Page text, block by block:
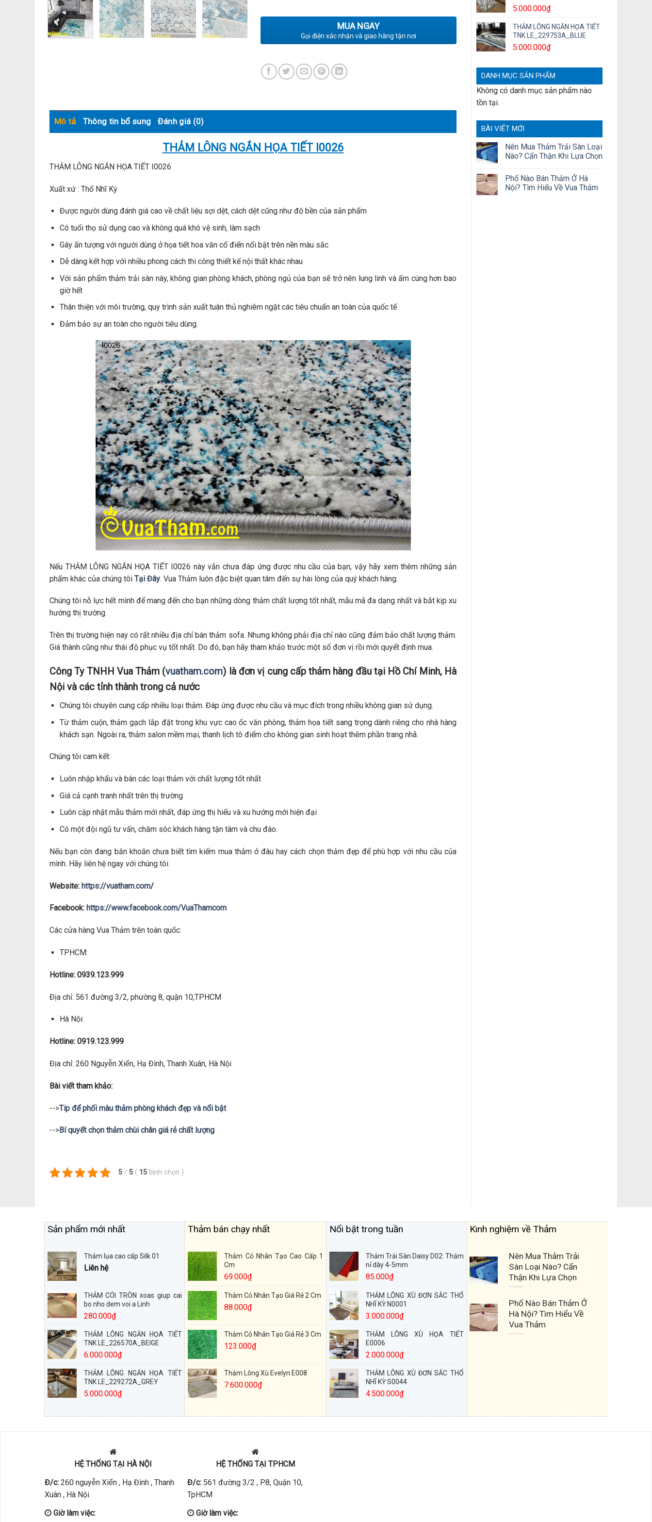
5.000.000₫
THẢM LÔNG NGẮN HỌA TIẾT
TNK LE_229753A_BLUE
5.000.000₫
DANH MỤC SẢN PHẨM
Không có danh mục sản phẩm nào
tồn tại.
BÀI VIẾT MỚI
Nên Mua Thảm Trải Sàn Loại
Nào? Cẩn Thận Khi Lựa Chọn
Phố Nào Bán Thảm Ở Hà
Nội? Tìm Hiểu Về Vua Thảm
MUA NGAY
Gọi điện xác nhận và giao hàng tận nơi
Mô tả Thông tin bổ sung Đánh giá (0)
THẢM LÔNG NGẮN HỌA TIẾT I0026
THẢM LÔNG NGẮN HỌA TIẾT I0026
Xuất xứ : Thổ Nhĩ Kỳ
Được người dùng đánh giá cao về chất liệu sợi dệt, cách dệt cũng như độ bền của sản phẩm
Có tuổi thọ sử dụng cao và không quá khó vệ sinh, làm sạch
Gây ấn tượng với người dùng ở họa tiết hoa văn cổ điển nổi bật trên nền màu sắc
Dễ dàng kết hợp với nhiều phong cách thi công thiết kế nội thất khác nhau
Với sản phẩm thảm trải sàn này, không gian phòng khách, phòng ngủ của bạn sẽ trở nên lung linh và ấm cúng hơn bao
giờ hết
Thân thiện với môi trường, quy trình sản xuất tuân thủ nghiêm ngặt các tiêu chuẩn an toàn của quốc tế
Đảm bảo sự an toàn cho người tiêu dùng.
Nếu THẢM LÔNG NGẮN HỌA TIẾT I0026 này vẫn chưa đáp ứng được nhu cầu của bạn, vậy hãy xem thêm những sản
phẩm khác của chúng tôi Tại Đây. Vua Thảm luôn đặc biệt quan tâm đến sự hài lòng của quý khách hàng.
Chúng tôi nỗ lực hết mình để mang đến cho bạn những dòng thảm chất lượng tốt nhất, mẫu mã đa dạng nhất và bắt kịp xu
hướng thị trường.
Trên thị trường hiện nay có rất nhiều địa chỉ bán thảm sofa. Nhưng không phải địa chỉ nào cũng đảm bảo chất lượng thảm.
Giá thành cũng như thái độ phục vụ tốt nhất. Do đó, bạn hãy tham khảo trước một số đơn vị rồi mới quyết định mua.
Công Ty TNHH Vua Thảm (vuatham.com) là đơn vị cung cấp thảm hàng đầu tại Hồ Chí Minh, Hà
Nội và các tỉnh thành trong cả nước
Chúng tôi chuyên cung cấp nhiều loại thảm. Đáp ứng được nhu cầu và mục đích trong nhiều không gian sử dụng.
Từ thảm cuộn, thảm gạch lắp đặt trong khu vực cao ốc văn phòng, thảm họa tiết sang trọng dành riêng cho nhà hàng
khách sạn. Ngoài ra, thảm salon mềm mại, thanh lịch tô điểm cho không gian sinh hoạt thêm phần trang nhã.
Chúng tôi cam kết:
Luôn nhập khẩu và bán các loại thảm với chất lượng tốt nhất
Giá cả cạnh tranh nhất trên thị trường
Luôn cập nhật mẫu thảm mới nhất, đáp ứng thị hiếu và xu hướng mới hiện đại
Có một đội ngũ tư vấn, chăm sóc khách hàng tận tâm và chu đáo.
Nếu bạn còn đang băn khoăn chưa biết tìm kiếm mua thảm ở đâu hay cách chọn thảm đẹp để phù hợp với nhu cầu của
mình. Hãy liên hệ ngay với chúng tôi.
Website: https://vuatham.com/
Facebook: https://www.facebook.com/VuaThamcom
Các cửa hàng Vua Thảm trên toàn quốc:
TPHCM:
Hotline: 0939.123.999
Địa chỉ: 561 đường 3/2, phường 8, quận 10,TPHCM
Hà Nội:
Hotline: 0919.123.999
Địa chỉ: 260 Nguyễn Xiển, Hạ Đình, Thanh Xuân, Hà Nội
Bài viết tham khảo:
-->Tip để phối màu thảm phòng khách đẹp và nổi bật
-->Bí quyết chọn thảm chùi chân giá rẻ chất lượng
5 / 5 ( 15 bình chọn )
Sản phẩm mới nhất
Thảm lụa cao cấp Silk 01
Liên hệ
THẢM CÓI TRÒN xoas giup cai
bo nho dem voi a Linh
280.000₫
THẢM LÔNG NGẮN HỌA TIẾT
TNK LE_226570A_BEIGE
6.000.000₫
THẢM LÔNG NGẮN HỌA TIẾT
TNK LE_229272A_GREY
5.000.000₫
Thảm bán chạy nhất
Thảm Cỏ Nhân Tạo Cao Cấp 1
Cm
69.000₫
Thảm Cỏ Nhân Tạo Giá Rẻ 2 Cm
88.000₫
Thảm Cỏ Nhân Tạo Giá Rẻ 3 Cm
123.000₫
Thảm Lông Xù Evelyn E008
7.600.000₫
Nổi bật trong tuần
Thảm Trải Sàn Daisy D02: Thảm
nỉ dày 4-5mm
85.000₫
THẢM LÔNG XÙ ĐƠN SẮC THỔ
NHĨ KỲ N0001
3.000.000₫
THẢM LÔNG XÙ HỌA TIẾT
E0006
2.000.000₫
THẢM LÔNG XÙ ĐƠN SẮC THỔ
NHĨ KỲ S0044
4.500.000₫
Kinh nghiệm về Thảm
Nên Mua Thảm Trải
Sàn Loại Nào? Cẩn
Thận Khi Lựa Chọn
Phố Nào Bán Thảm Ở
Hà Nội? Tìm Hiểu Về
Vua Thảm
HỆ THỐNG TẠI HÀ NỘI
Đ/c: 260 nguyễn Xiển , Hạ Đình , Thanh
Xuân , Hà Nội
Giờ làm việc:
HỆ THỐNG TẠI TPHCM
Đ/c:561 đường 3/2 , P.8, Quận 10,
TpHCM
Giờ làm việc: